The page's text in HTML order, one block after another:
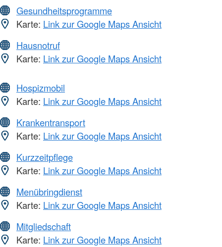
Gesundheitsprogramme
Karte: Link zur Google Maps Ansicht
Hausnotruf
Karte: Link zur Google Maps Ansicht
Hospizmobil
Karte: Link zur Google Maps Ansicht
Krankentransport
Karte: Link zur Google Maps Ansicht
Kurzzeitpflege
Karte: Link zur Google Maps Ansicht
Menübringdienst
Karte: Link zur Google Maps Ansicht
Mitgliedschaft
Karte: Link zur Google Maps Ansicht